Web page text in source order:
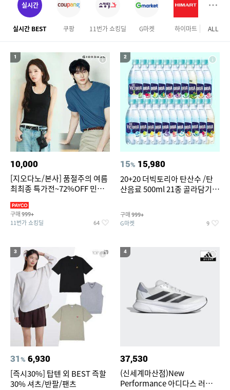
13 이사 박스
15 razer마우스 오랄비 어린이 전동칫솔모 리필
대나무돗자리 전기롤
자동차 온풍기 차량용 히터 24V 12V 미니 난방기
20 댄스복 상의
ALL
실시간
실시간 BEST 쿠팡 11번가 쇼킹딜 G마켓 하이마트 롯데
1
10,000
[지오다노/본사] 품절주의 여름
최최종 특가전~72%OFF 민소
구매 999+
11번가 쇼킹딜 64
2
15% 15,980
20+20 더빅토리아 탄산수 /탄
산음료 500ml 21종 골라담기
구매 999+
G마켓 9
3
31% 6,930
[즉시30%] 탑텐 외 BEST 즉할
30% 셔츠/반팔/팬츠
4
37,530
(신세계마산점)New
Performance 아디다스 러닝화